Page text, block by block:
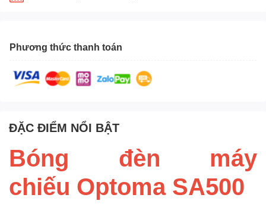
Phương thức thanh toán
ĐẶC ĐIỂM NỔI BẬT
Bóng đèn máy
chiếu Optoma SA500